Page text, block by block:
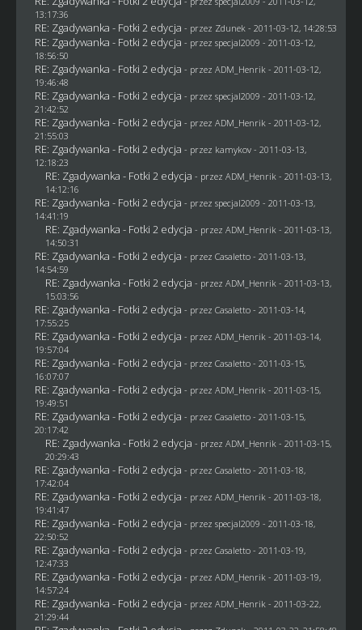
13:17:36
RE: Zgadywanka - Fotki 2 edycja - przez Zdunek - 2011-03-12, 14:28:53
RE: Zgadywanka - Fotki 2 edycja - przez specjal2009 - 2011-03-12,
18:56:50
RE: Zgadywanka - Fotki 2 edycja - przez ADM_Henrik - 2011-03-12,
19:46:48
RE: Zgadywanka - Fotki 2 edycja - przez specjal2009 - 2011-03-12,
21:42:52
RE: Zgadywanka - Fotki 2 edycja - przez ADM_Henrik - 2011-03-12,
21:55:03
RE: Zgadywanka - Fotki 2 edycja - przez kamykov- 2011-03-13,
12:18:23
RE: Zgadywanka - Fotki 2 edycja - przez ADM_Henrik - 2011-03-13,
14:12:16
RE: Zgadywanka - Fotki 2 edycja - przez specjal2009 - 2011-03-13,
14:41:19
RE: Zgadywanka - Fotki 2 edycja - przez ADM_Henrik - 2011-03-13,
14:50:31
RE: Zgadywanka - Fotki 2 edycja - przez Casaletto- 2011-03-13,
14:54:59
RE: Zgadywanka - Fotki 2 edycja - przez ADM_Henrik - 2011-03-13,
15:03:56
RE: Zgadywanka - Fotki 2 edycja - przez Casaletto- 2011-03-14,
17:55:25
RE: Zgadywanka - Fotki 2 edycja - przez ADM_Henrik - 2011-03-14,
19:57:04
RE: Zgadywanka - Fotki 2 edycja - przez Casaletto- 2011-03-15,
16:07:07
RE: Zgadywanka - Fotki 2 edycja - przez ADM_Henrik - 2011-03-15,
19:49:51
RE: Zgadywanka - Fotki 2 edycja - przez Casaletto- 2011-03-15,
20:17:42
RE: Zgadywanka - Fotki 2 edycja - przez ADM_Henrik - 2011-03-15,
20:29:43
RE: Zgadywanka - Fotki 2 edycja - przez Casaletto- 2011-03-18,
17:42:04
RE: Zgadywanka - Fotki 2 edycja - przez ADM_Henrik - 2011-03-18,
19:41:47
RE: Zgadywanka - Fotki 2 edycja - przez specjal2009 - 2011-03-18,
22:50:52
RE: Zgadywanka - Fotki 2 edycja - przez Casaletto- 2011-03-19,
12:47:33
RE: Zgadywanka - Fotki 2 edycja - przez ADM_Henrik - 2011-03-19,
14:57:24
RE: Zgadywanka - Fotki 2 edycja - przez ADM_Henrik - 2011-03-22,
21:29:44